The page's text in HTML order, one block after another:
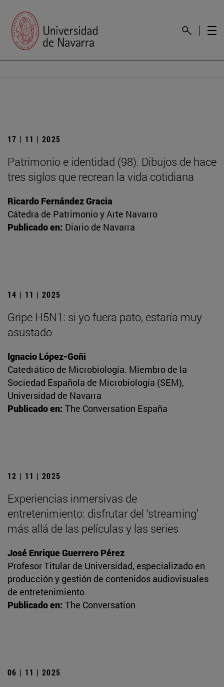
17 | 11 | 2025
Patrimonio e identidad (98). Dibujos de hace
tres siglos que recrean la vida cotidiana
Ricardo Fernández Gracia
Cátedra de Patrimonio y Arte Navarro
Publicado en: Diario de Navarra
14 | 11 | 2025
Gripe H5N1: si yo fuera pato, estaría muy
asustado
Ignacio López-Goñi
Catedrático de Microbiología. Miembro de la
Sociedad Española de Microbiología (SEM),
Universidad de Navarra
Publicado en: The Conversation España
12 | 11 | 2025
Experiencias inmersivas de
entretenimiento: disfrutar del ‘streaming’
más allá de las películas y las series
José Enrique Guerrero Pérez
Profesor Titular de Universidad, especializado en
producción y gestión de contenidos audiovisuales
de entretenimiento
Publicado en: The Conversation
06 | 11 | 2025